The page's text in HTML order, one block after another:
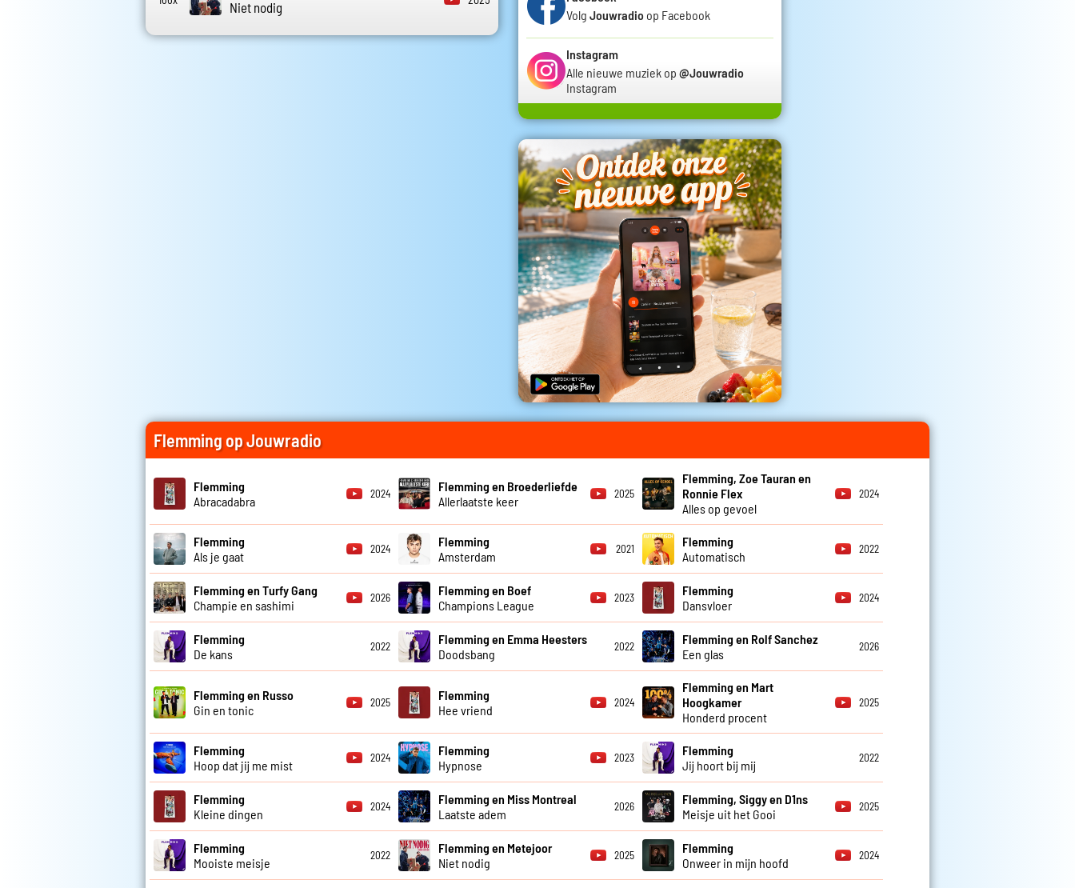
Niet nodig
Volg Jouwradio op Facebook
Instagram
Alle nieuwe muziek op @Jouwradio
Instagram
Flemming op Jouwradio
Flemming
Abracadabra
2024
Flemming en Broederliefde
Allerlaatste keer
2025
Flemming, Zoe Tauran en
Ronnie Flex
Alles op gevoel
2024
Flemming
Als je gaat
2024
Flemming
Amsterdam
2021
Flemming
Automatisch
2022
Flemming en Turfy Gang
Champie en sashimi
2026
Flemming en Boef
Champions League
2023
Flemming
Dansvloer
2024
Flemming
De kans
2022
Flemming en Emma Heesters
Doodsbang
2022
Flemming en Rolf Sanchez
Een glas
2026
Flemming en Russo
Gin en tonic
2025
Flemming
Hee vriend
2024
Flemming en Mart
Hoogkamer
Honderd procent
2025
Flemming
Hoop dat jij me mist
2024
Flemming
Hypnose
2023
Flemming
Jij hoort bij mij
2022
Flemming
Kleine dingen
2024
Flemming en Miss Montreal
Laatste adem
2026
Flemming, Siggy en D1ns
Meisje uit het Gooi
2025
Flemming
Mooiste meisje
2022
Flemming en Metejoor
Niet nodig
2025
Flemming
Onweer in mijn hoofd
2024